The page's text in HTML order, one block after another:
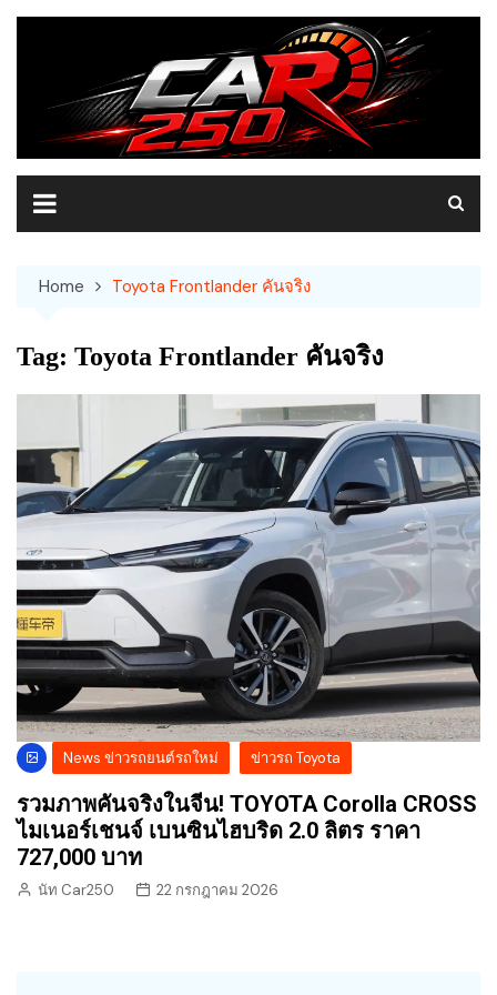
Skip
Home Toyota Frontlander คันจริง
Tag: Toyota Frontlander คันจริง
News ข่าวรถยนต์รถใหม่ ข่าวรถ Toyota
รวมภาพคันจริงในจีน! TOYOTA Corolla CROSS
ไมเนอร์เชนจ์ เบนซินไฮบริด 2.0 ลิตร ราคา
727,000 บาท
นัท Car250 22 กรกฎาคม 2026